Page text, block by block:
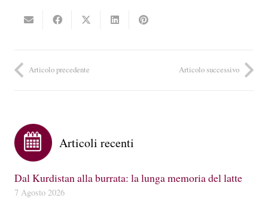
Articolo precedente Articolo successivo
Articoli recenti
Dal Kurdistan alla burrata: la lunga memoria del latte
7 Agosto 2026